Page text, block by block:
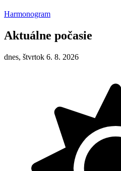
Harmonogram
Aktuálne počasie
dnes, štvrtok 6. 8. 2026